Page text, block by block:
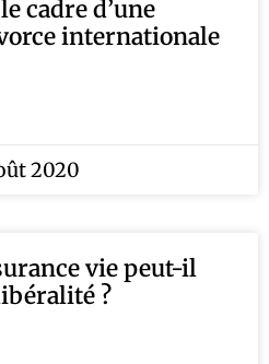
cadre d’une
internationale
2020
vie peut-il
?